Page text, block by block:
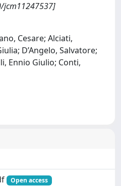
jcm11247537]
Cesare; Alciati,
D’Angelo, Salvatore;
Ennio Giulio; Conti,
Open access